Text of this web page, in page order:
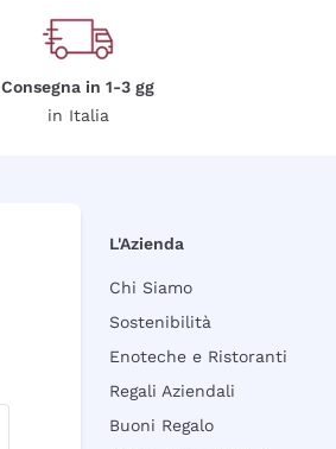
Consegna in 1-3 gg
in Italia
L'Azienda
Chi Siamo
Sostenibilità
Enoteche e Ristoranti
Regali Aziendali
Buoni Regalo